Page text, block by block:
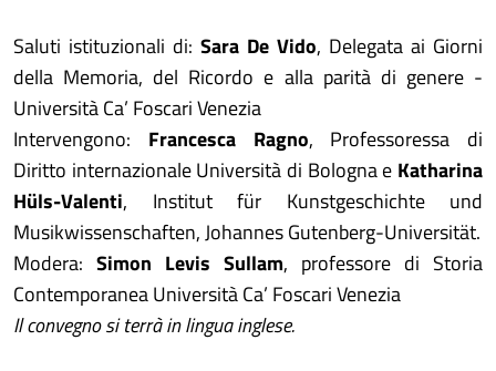
Saluti istituzionali di: Sara De Vido, Delegata ai Giorni
della Memoria, del Ricordo e alla parità di genere -
Università Ca’ Foscari Venezia
Intervengono: Francesca Ragno, Professoressa di
Diritto internazionale Università di Bologna e Katharina
Hüls-Valenti, Institut für Kunstgeschichte und
Musikwissenschaften, Johannes Gutenberg-Universität.
Modera: Simon Levis Sullam, professore di Storia
Contemporanea Università Ca’ Foscari Venezia
Il convegno si terrà in lingua inglese.